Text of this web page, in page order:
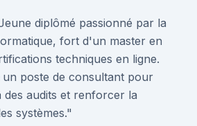
diplômé passionné par la
fort d'un master en
techniques en ligne.
un poste de consultant pour
des audits et renforcer la
systèmes."